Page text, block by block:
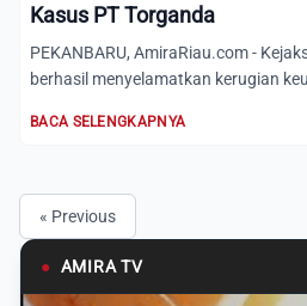
Kasus PT Torganda
PEKANBARU, AmiraRiau.com -
berhasil menyelamatkan kerugian
BACA SELENGKAPNYA
« Previous
● AMIRA TV